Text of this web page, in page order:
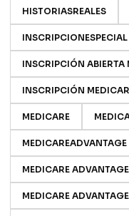
HISTORIASREALES
INSCRIPCIONESPECIAL
INSCRIPCIÓN ABIERTA
INSCRIPCIÓN
MEDICARE
MEDICAREADVANTAGE
MEDICARE
MEDICARE